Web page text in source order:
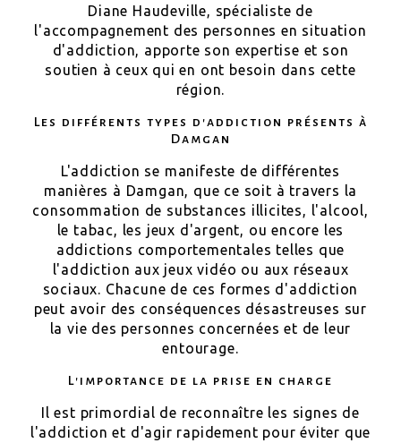
Diane Haudeville, spécialiste de
l'accompagnement des personnes en situation
d'addiction, apporte son expertise et son
soutien à ceux qui en ont besoin dans cette
région.
Les différents types d'addiction présents à
Damgan
L'addiction se manifeste de différentes
manières à Damgan, que ce soit à travers la
consommation de substances illicites, l'alcool,
le tabac, les jeux d'argent, ou encore les
addictions comportementales telles que
l'addiction aux jeux vidéo ou aux réseaux
sociaux. Chacune de ces formes d'addiction
peut avoir des conséquences désastreuses sur
la vie des personnes concernées et de leur
entourage.
L'importance de la prise en charge
Il est primordial de reconnaître les signes de
l'addiction et d'agir rapidement pour éviter que